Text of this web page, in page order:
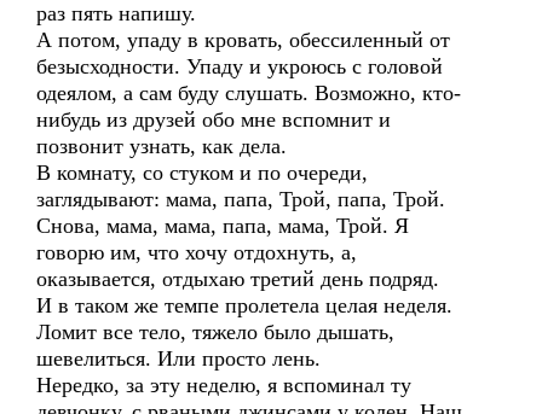
раз пять напишу.
А потом, упаду в кровать, обессиленный от
безысходности. Упаду и укроюсь с головой
одеялом, а сам буду слушать. Возможно, кто-
нибудь из друзей обо мне вспомнит и
позвонит узнать, как дела.
В комнату, со стуком и по очереди,
заглядывают: мама, папа, Трой, папа, Трой.
Снова, мама, мама, папа, мама, Трой. Я
говорю им, что хочу отдохнуть, а,
оказывается, отдыхаю третий день подряд.
И в таком же темпе пролетела целая неделя.
Ломит все тело, тяжело было дышать,
шевелиться. Или просто лень.
Нередко, за эту неделю, я вспоминал ту